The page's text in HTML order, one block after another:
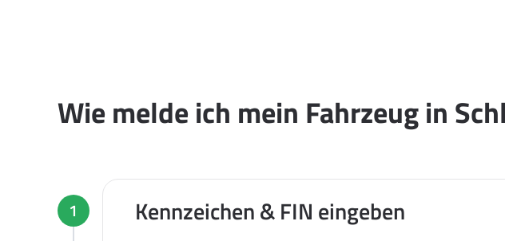
Wie melde ich mein Fahrzeug in
1 Kennzeichen & FIN eingeben